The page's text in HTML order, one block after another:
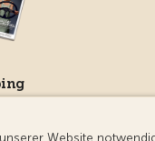
Camping